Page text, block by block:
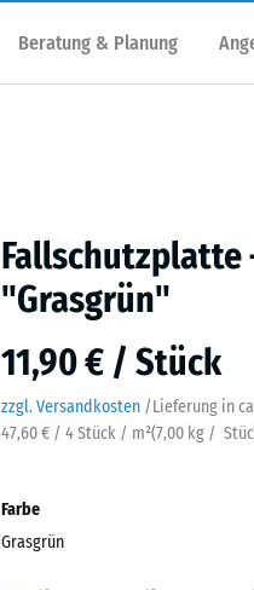
Beratung & Planung
Fallschutzplatte
"Grasgrün"
11,90 € / Stück
zzgl. Versandkosten /Lieferung in
47,60 € / 4 Stück / m²(7,00 kg /
Farbe
Grasgrün